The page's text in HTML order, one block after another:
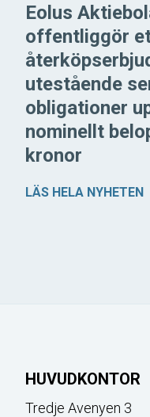
Eolus
offentliggör
utestående
obligationer
nominellt
kronor
LÄS HELA NYHETEN
HUVUDKONTOR
Tredje Avenyen 3